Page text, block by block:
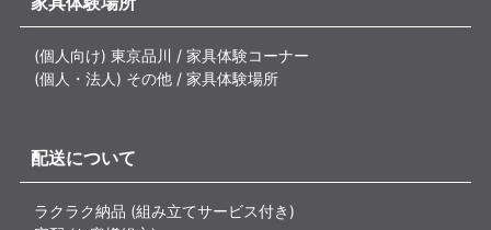
(個人向け) 東京品川 / 家具体験コーナー
(個人・法人) その他 / 家具体験場所
配送について
ラクラク納品 (組み立てサービス付き)